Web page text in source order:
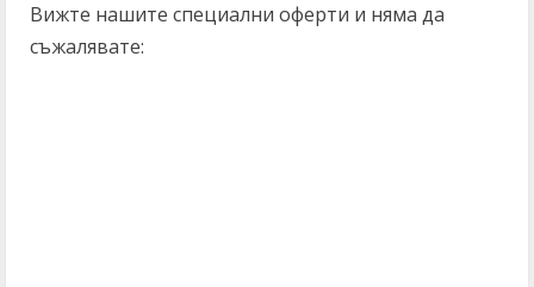
Вижте нашите специални оферти и няма да
съжалявате: